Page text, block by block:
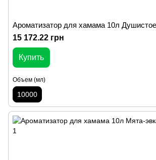
Ароматизатор для хамама 10л
15 172.22 грн
Купить
Объем (мл)
10000